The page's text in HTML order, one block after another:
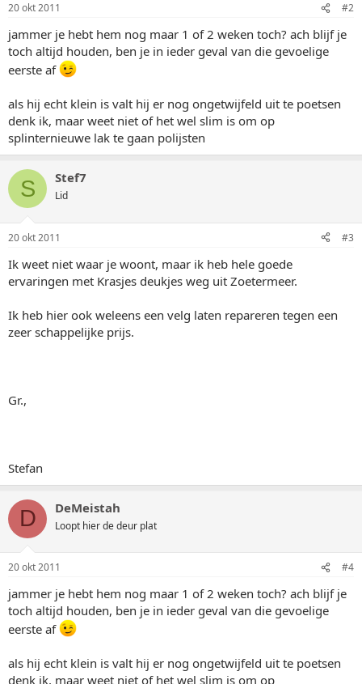
20 okt 2011 #2
jammer je hebt hem nog maar 1 of 2 weken toch? ach blijf je
toch altijd houden, ben je in ieder geval van die gevoelige
eerste af
als hij echt klein is valt hij er nog ongetwijfeld uit te poetsen
denk ik, maar weet niet of het wel slim is om op
splinternieuwe lak te gaan polijsten
S Stef7
Lid
20 okt 2011 #3
Ik weet niet waar je woont, maar ik heb hele goede
ervaringen met Krasjes deukjes weg uit Zoetermeer.
Ik heb hier ook weleens een velg laten repareren tegen een
zeer schappelijke prijs.
Gr.,
Stefan
D DeMeistah
Loopt hier de deur plat
20 okt 2011 #4
jammer je hebt hem nog maar 1 of 2 weken toch? ach blijf je
toch altijd houden, ben je in ieder geval van die gevoelige
eerste af
als hij echt klein is valt hij er nog ongetwijfeld uit te poetsen
denk ik, maar weet niet of het wel slim is om op